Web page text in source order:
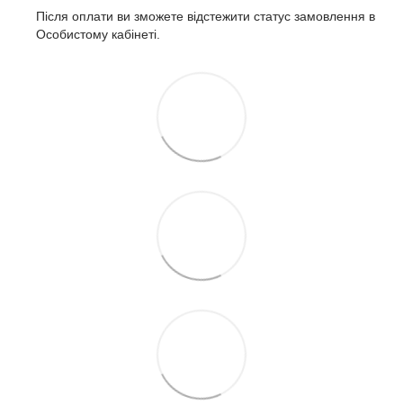
Після оплати ви зможете відстежити статус замовлення в
Особистому кабінеті.